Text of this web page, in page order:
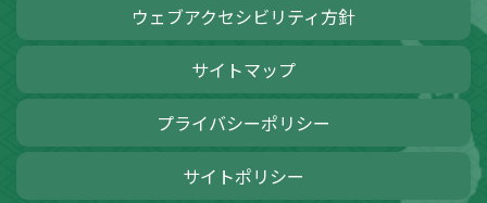
ウェブアクセシビリティ方針
サイトマップ
プライバシーポリシー
サイトポリシー